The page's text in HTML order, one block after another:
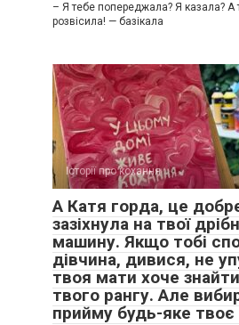
– Я тебе попереджала? Я казала? А
розвісила! — базікала
Історії про кохання
А Катя горда, це
зазіхнула на твої
машину. Якщо тобі
дівчина, дивися, не
твоя мати хоче
твого рангу. Але
прийму будь-яке твоє